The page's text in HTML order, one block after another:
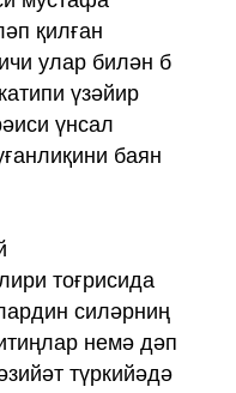
қилған
улар билән б
үзәйир
үнсал
баян
тоғрисида
силәрниң
немә дәп
түркийәдә